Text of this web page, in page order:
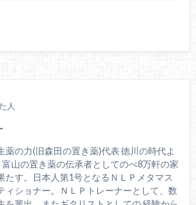
人
薬の力(旧森田の置き薬)代表 徳川の時代よ
富山の置き薬の伝承者としてのべ8万軒の家
たす。日本人第1号となるＮＬＰメタマス
ィショナー。ＮＬＰトレーナーとして、数